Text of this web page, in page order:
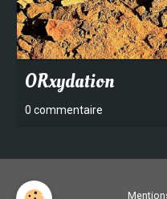
ORxydation
0 commentaire